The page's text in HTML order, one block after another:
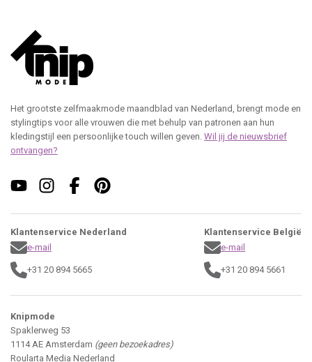
Het grootste zelfmaakmode maandblad van Nederland, brengt mode en
stylingtips voor alle vrouwen die met behulp van patronen aan hun
kledingstijl een persoonlijke touch willen geven. Wil jij de nieuwsbrief
ontvangen?
Klantenservice Nederland
e-mail
+31 20 894 5665
Klantenservice België
e-mail
+31 20 894 5661
Knipmode
Spaklerweg 53
1114 AE Amsterdam (geen bezoekadres)
Roularta Media Nederland